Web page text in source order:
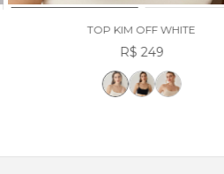
TOP KIM OFF WHITE
R$ 249